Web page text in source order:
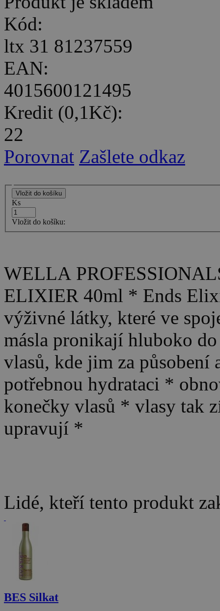
Kód:
ltx 31 81237559
EAN:
4015600121495
Kredit (0,1Kč):
22
Porovnat Zašlete odkaz
Ks
Vložit do košíku:
WELLA
ELIXIER 40ml * Ends
výživné látky, které ve
másla pronikají hluboko
vlasů, kde jim za
potřebnou hydrataci *
konečky vlasů * vlasy tak
upravují *
Lidé, kteří tento produkt
BES Silkat